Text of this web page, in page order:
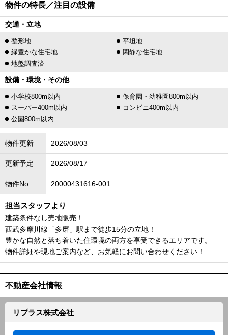
物件の特長／注目の設備
交通・立地
整形地
平坦地
緑豊かな住宅地
閑静な住宅地
地盤調査済
設備・環境・その他
小学校800m以内
保育園・幼稚園800m以内
スーパー400m以内
コンビニ400m以内
公園800m以内
物件更新 2026/08/03
更新予定 2026/08/17
物件No. 20000431616-001
担当スタッフより
建築条件なし売地販売！
西武多摩川線「多磨」駅まで徒歩15分の立地！
豊かな自然と落ち着いた住環境の両方を享受できるエリアです。
物件詳細や現地ご案内など、お気軽にお問い合わせください！
不動産会社情報
リプラス株式会社